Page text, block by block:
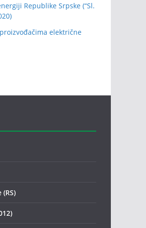
Republike Srpske (“Sl.
električne